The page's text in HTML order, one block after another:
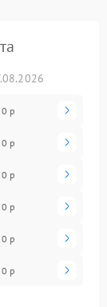
р
р
р
р
р
р